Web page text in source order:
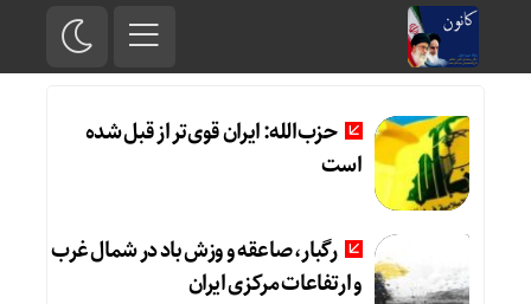
حزب‌الله: ایران قوی‌تر از قبل شده
است
رگبار، صاعقه و وزش باد در شمال غرب
و ارتفاعات مرکزی ایران